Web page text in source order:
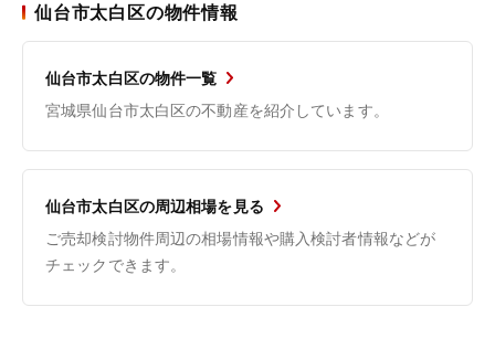
仙台市太白区の物件情報
仙台市太白区の物件一覧
宮城県仙台市太白区の不動産を紹介しています。
仙台市太白区の周辺相場を見る
ご売却検討物件周辺の相場情報や購入検討者情報などが
チェックできます。